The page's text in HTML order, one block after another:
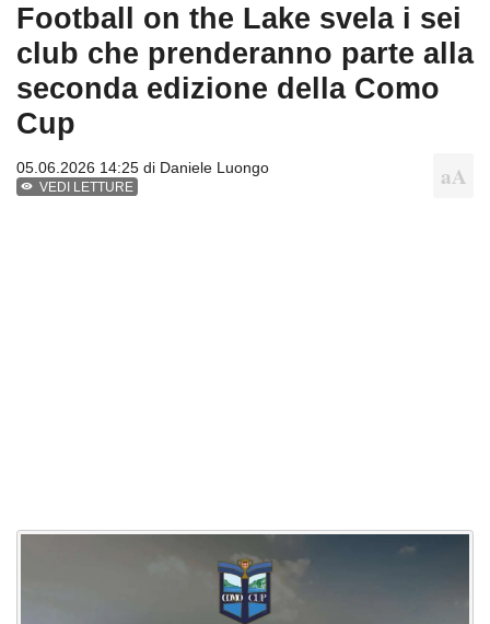
Football on the Lake svela i sei
club che prenderanno parte alla
seconda edizione della Como
Cup
05.06.2026 14:25 di Daniele Luongo
VEDI LETTURE